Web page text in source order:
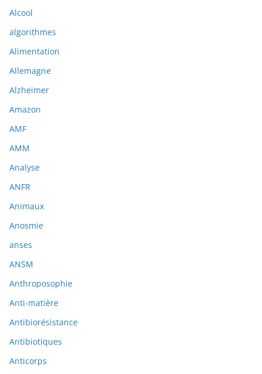
Alcool
algorithmes
Alimentation
Allemagne
Alzheimer
Amazon
AMF
AMM
Analyse
ANFR
Animaux
Anosmie
anses
ANSM
Anthroposophie
Anti-matière
Antibiorésistance
Antibiotiques
Anticorps